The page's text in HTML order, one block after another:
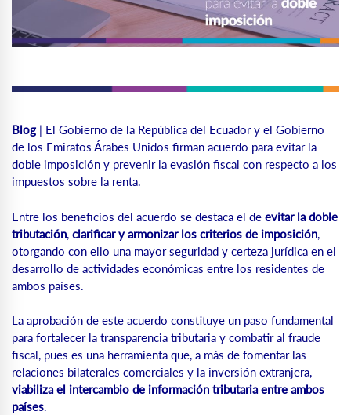
Blog | El Gobierno de la República del Ecuador y el Gobierno
de los Emiratos Árabes Unidos firman acuerdo para evitar la
doble imposición y prevenir la evasión fiscal con respecto a los
impuestos sobre la renta.
Entre los beneficios del acuerdo se destaca el de evitar la doble
tributación, clarificar y armonizar los criterios de imposición,
otorgando con ello una mayor seguridad y certeza jurídica en el
desarrollo de actividades económicas entre los residentes de
ambos países.
La aprobación de este acuerdo constituye un paso fundamental
para fortalecer la transparencia tributaria y combatir al fraude
fiscal, pues es una herramienta que, a más de fomentar las
relaciones bilaterales comerciales y la inversión extranjera,
viabiliza el intercambio de información tributaria entre ambos
países.